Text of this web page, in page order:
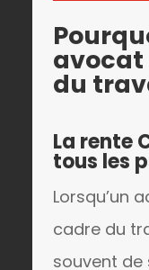
avocat
du
La rente
tous les
Lorsqu’un
cadre du
souvent de